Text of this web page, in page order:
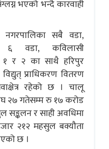
भएको भन्दै कारवाही
नगरपालिका सबै वडा,
६ वडा, कविलासी
१ र २ का साथै हरिपुर
प्राधिकरण वितरण
रहेको छ । चालू
२७ गतेसम्म रु १७ करोड
सङ्कलन र साही अवधिमा
२१२ महसुल बक्यौता
छ ।